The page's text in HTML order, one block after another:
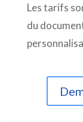
Les tarifs
du